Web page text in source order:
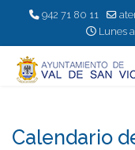
942 71 80 11
Lunes
Calendario